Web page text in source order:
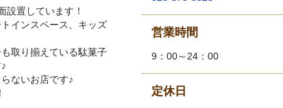
設置しています！
インスペース、キッズ
取り揃えている駄菓子
ないお店です♪
営業時間
9：00～24：00
定休日